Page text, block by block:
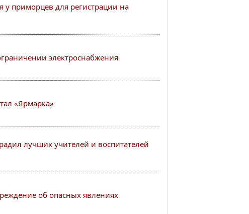
у приморцев для регистрации на
электроснабжения
«Ярмарка»
лучших учителей и воспитателей
об опасных явлениях